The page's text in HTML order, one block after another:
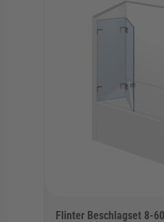
Flinter Beschlagset 8-